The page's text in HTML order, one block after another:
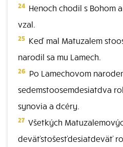
24 Henoch chodil s Bohom
vzal.
25 Keď mal Matuzalem
narodil sa mu Lamech.
26 Po Lamechovom
sedemstoosemdesiatdva
synovia a dcéry.
27 Všetkých
deväťstošesťdesiatdeväť